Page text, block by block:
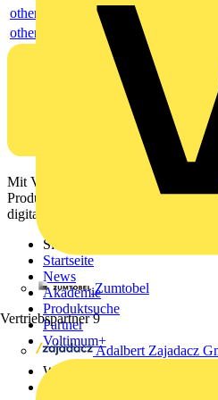
Zumtobel
Vertriebspartner 9
Adalbert Zajadacz
others
others
Mit Voltimum erhalten
Produktinformationen, Schulungen
digitalen Plattform und Community.
Sitemap
Startseite
News
Akademie
Produktsuche
Partner
Voltimum+
Weitere Links